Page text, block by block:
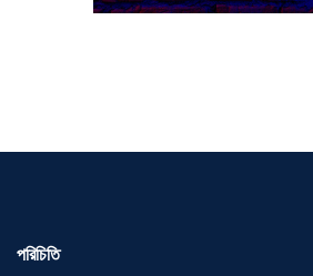
পরিচিতি